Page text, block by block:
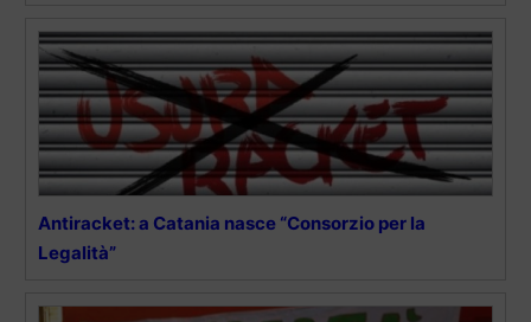
Antiracket: a Catania nasce “Consorzio per la
Legalità”